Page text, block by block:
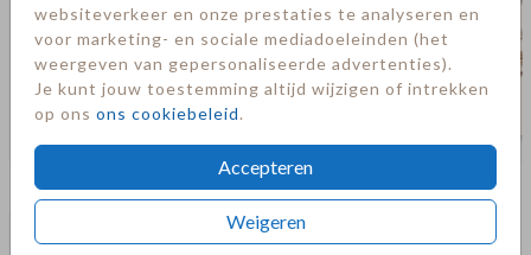
websiteverkeer en onze prestaties te analyseren en
voor marketing- en sociale mediadoeleinden (het
weergeven van gepersonaliseerde advertenties).
Je kunt jouw toestemming altijd wijzigen of intrekken
op ons ons cookiebeleid.
Accepteren
Weigeren
Meer in deze stijl